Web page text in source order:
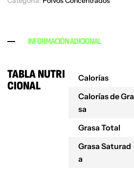
INFORMACIÓN ADICIONAL
TABLA NUTRI
CIONAL
Calorías
Calorías de Gra
sa
Grasa Total
Grasa Saturad
a